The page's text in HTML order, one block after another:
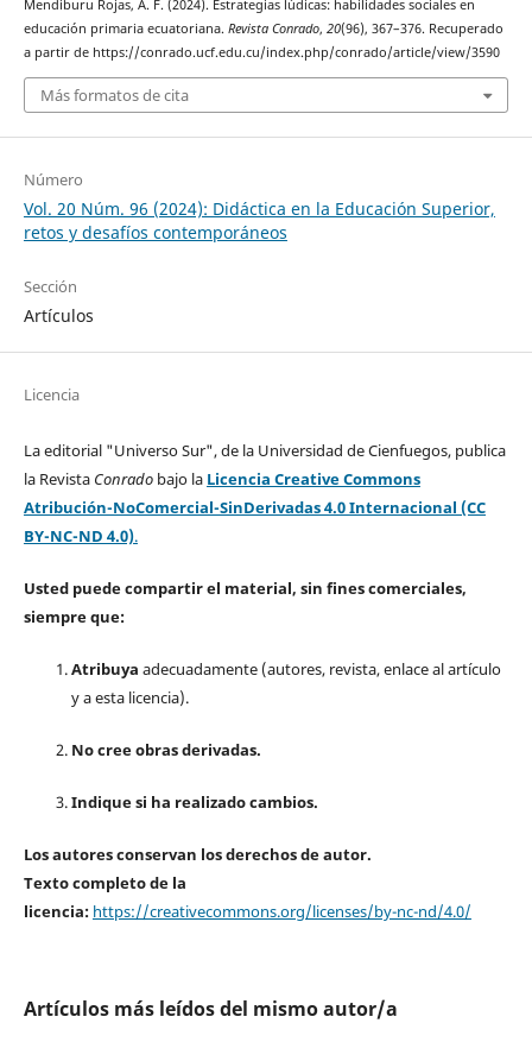
Mendiburu Rojas, A. F. (2024). Estrategias lúdicas: habilidades sociales en
educación primaria ecuatoriana. Revista Conrado, 20(96), 367–376. Recuperado
a partir de https://conrado.ucf.edu.cu/index.php/conrado/article/view/3590
Más formatos de cita
Número
Vol. 20 Núm. 96 (2024): Didáctica en la Educación Superior,
retos y desafíos contemporáneos
Sección
Artículos
Licencia
La editorial "Universo Sur", de la Universidad de Cienfuegos, publica
la Revista Conradobajo la Licencia Creative Commons
Atribución-NoComercial-SinDerivadas 4.0 Internacional (CC
BY-NC-ND 4.0).
Usted puede compartir el material, sin fines comerciales,
siempre que:
Atribuya adecuadamente (autores, revista, enlace al artículo
y a esta licencia).
No cree obras derivadas.
Indique si ha realizado cambios.
Los autores conservan los derechos de autor.
Texto completo de la
licencia: https://creativecommons.org/licenses/by-nc-nd/4.0/
Artículos más leídos del mismo autor/a